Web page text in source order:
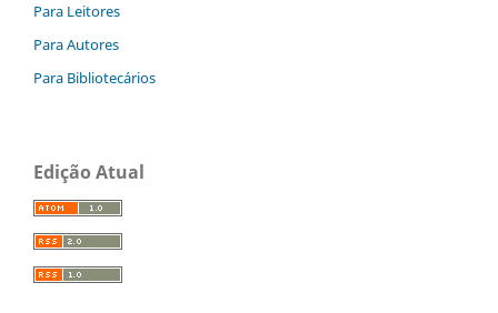
Para Leitores
Para Autores
Para Bibliotecários
Edição Atual